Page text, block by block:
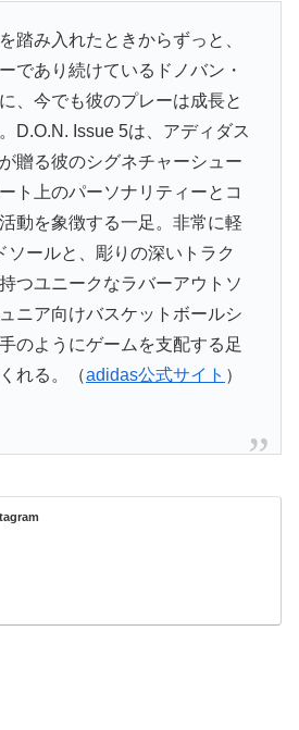
踏み入れたときからずっと、
であり続けているドノバン・
、今でも彼のプレーは成長と
D.O.N. Issue 5は、アディダス
贈る彼のシグネチャーシュー
ト上のパーソナリティーとコ
動を象徴する一足。非常に軽
ソールと、彫りの深いトラク
つユニークなラバーアウトソ
ニア向けバスケットボールシ
のようにゲームを支配する足
れる。（adidas公式サイト ）